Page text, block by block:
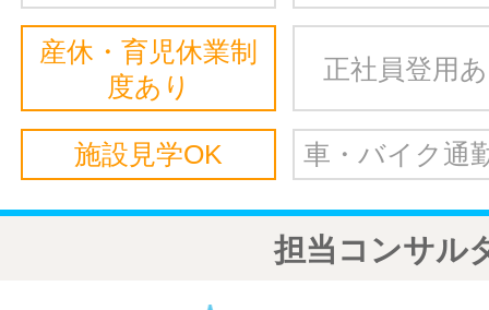
産休・育児休業制
度あり
正社員登用
施設見学OK 車・バイク通
担当コンサル